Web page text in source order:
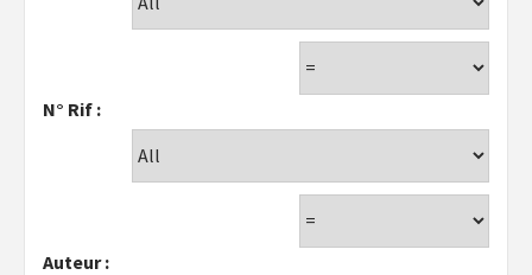
N° Rif :
Auteur :